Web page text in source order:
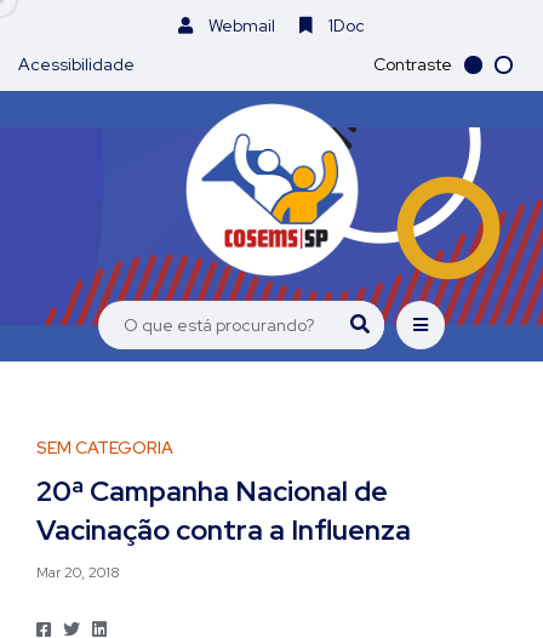
Webmail
1Doc
Acessibilidade
Contraste
SEM CATEGORIA
20ª Campanha Nacional de
Vacinação contra a Influenza
Mar 20, 2018